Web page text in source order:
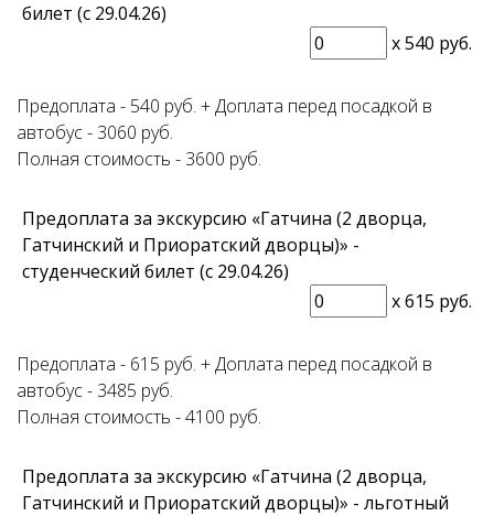
билет (с 29.04.26)
x540 руб.
Предоплата - 540 руб. + Доплата перед посадкой в
автобус - 3060 руб.
Полная стоимость - 3600 руб.
Предоплата за экскурсию «Гатчина (2 дворца,
Гатчинский и Приоратский дворцы)» -
студенческий билет (с 29.04.26)
x615 руб.
Предоплата - 615 руб. + Доплата перед посадкой в
автобус - 3485 руб.
Полная стоимость - 4100 руб.
Предоплата за экскурсию «Гатчина (2 дворца,
Гатчинский и Приоратский дворцы)» - льготный